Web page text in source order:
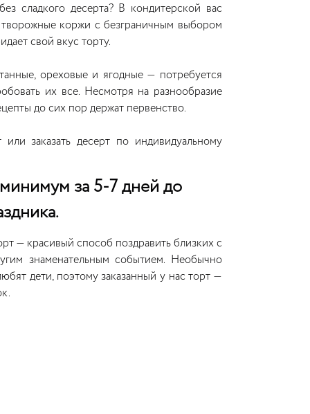
сладкого десерта? В кондитерской вас
коржи с безграничным выбором
свой вкус торту.
ореховые и ягодные — потребуется
их все. Несмотря на разнообразие
до сих пор держат первенство.
заказать десерт по индивидуальному
за 5-7 дней до
— красивый способ поздравить близких с
знаменательным событием. Необычно
дети, поэтому заказанный у нас торт —